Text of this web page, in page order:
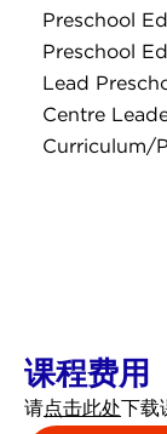
Preschool
Preschool
Lead
Centre
Curriculum/
课程费用
请点击此处 下